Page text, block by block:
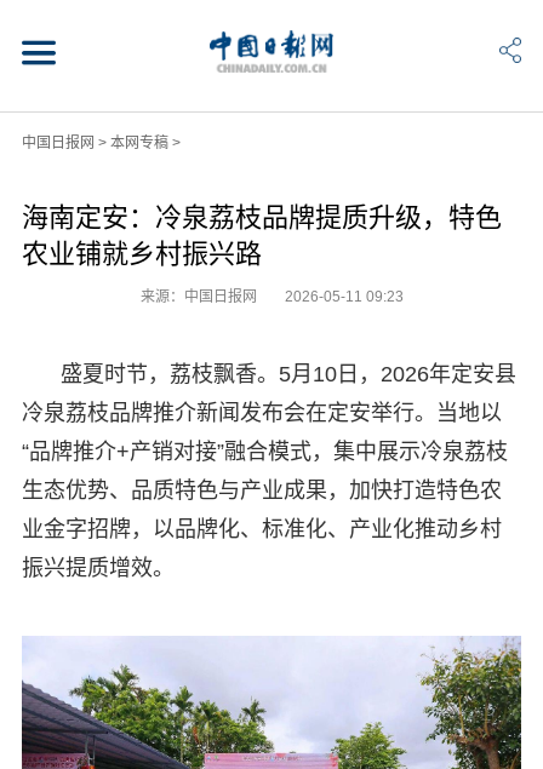
中国日报网 > 本网专稿>
海南定安：冷泉荔枝品牌提质升级，特色
农业铺就乡村振兴路
来源：中国日报网 2026-05-11 09:23
盛夏时节，荔枝飘香。5月10日，2026年定安县
冷泉荔枝品牌推介新闻发布会在定安举行。当地以
“品牌推介+产销对接”融合模式，集中展示冷泉荔枝
生态优势、品质特色与产业成果，加快打造特色农
业金字招牌，以品牌化、标准化、产业化推动乡村
振兴提质增效。